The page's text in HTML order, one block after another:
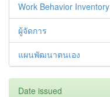
Work Behavior Inventory
ผู้จัดการ
แผนพัฒนาตนเอง
Date issued